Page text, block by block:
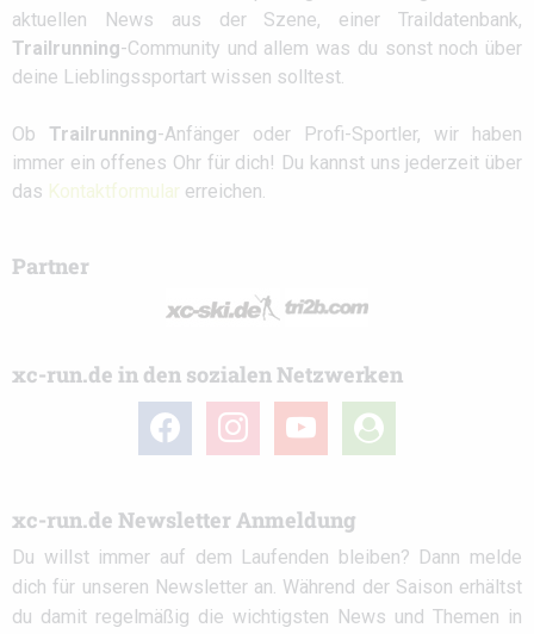
aktuellen News aus der Szene, einer Traildatenbank,
Trailrunning-Community und allem was du sonst noch über
deine Lieblingssportart wissen solltest.
Ob Trailrunning-Anfänger oder Profi-Sportler, wir haben
immer ein offenes Ohr für dich! Du kannst uns jederzeit über
das Kontaktformular erreichen.
Partner
xc-run.de in den sozialen Netzwerken
facebook instagramyoutube
user-
circle
xc-run.de Newsletter Anmeldung
Du willst immer auf dem Laufenden bleiben? Dann melde
dich für unseren Newsletter an. Während der Saison erhältst
du damit regelmäßig die wichtigsten News und Themen in